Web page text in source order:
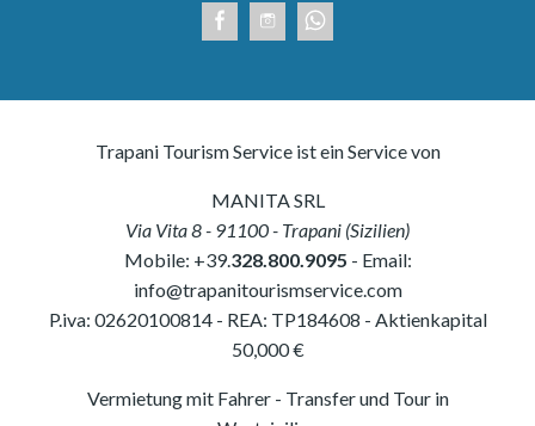
Trapani Tourism Service ist ein Service von
MANITA SRL
Via Vita 8- 91100- Trapani (Sizilien)
Mobile: +39.328.800.9095 - Email:
info@trapanitourismservice.com
P.iva: 02620100814- REA: TP184608 - Aktienkapital
50,000 €
Vermietung mit Fahrer - Transfer und Tour in